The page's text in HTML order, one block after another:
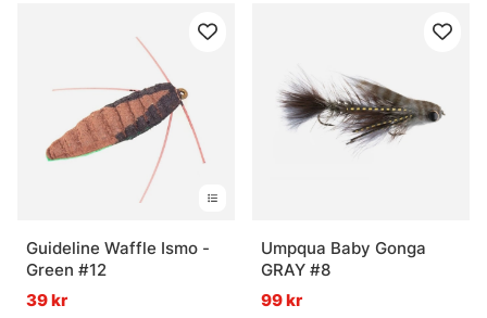
Guideline Waffle Ismo -
Green #12
39 kr
Umpqua Baby Gonga
GRAY #8
99 kr